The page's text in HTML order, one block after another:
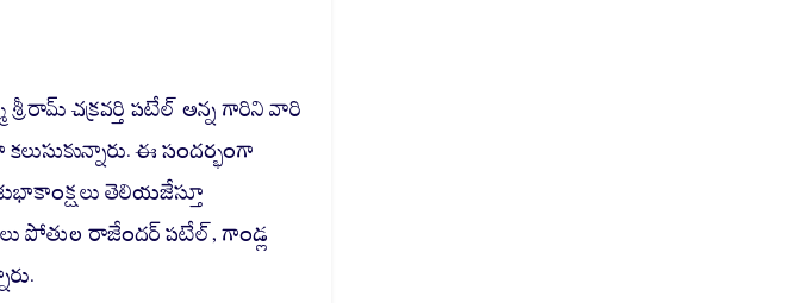
చక్రవర్తి పటేల్ అన్న గారిని వారి
ఈ సందర్భంగా
తెలియజేస్తూ
పోతుల రాజేందర్ పటేల్, గాండ్ల